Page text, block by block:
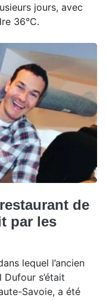
jours, avec
36°C.
de
par les
lequel l’ancien
s’était
Savoie, a été